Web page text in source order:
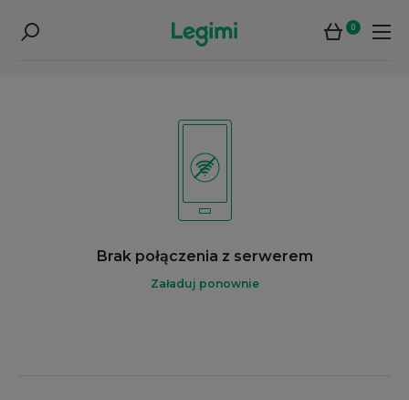
0
Brak połączenia z serwerem
Załaduj ponownie